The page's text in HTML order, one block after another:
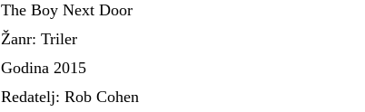
The Boy Next Door
Žanr: Triler
Godina 2015
Redatelj: Rob Cohen